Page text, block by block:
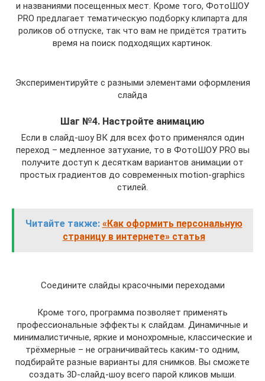
и названиями посещенных мест. Кроме того, ФотоШОУ
PRO предлагает тематическую подборку клипарта для
роликов об отпуске, так что вам не придётся тратить
время на поиск подходящих картинок.
Экспериментируйте с разными элементами оформления
слайда
Шаг №4. Настройте анимацию
Если в слайд-шоу ВК для всех фото применялся один
переход – медленное затухание, то в ФотоШОУ PRO вы
получите доступ к десяткам вариантов анимации от
простых градиентов до современных motion-graphics
стилей.
Читайте также: «Как оформить персональную
страницу в интернете» статья
Соедините слайды красочными переходами
Кроме того, программа позволяет применять
профессиональные эффекты к слайдам. Динамичные и
минималистичные, яркие и монохромные, классические и
трёхмерные – не ограничивайтесь каким-то одним,
подбирайте разные варианты для снимков. Вы сможете
создать 3D-слайд-шоу всего парой кликов мыши.